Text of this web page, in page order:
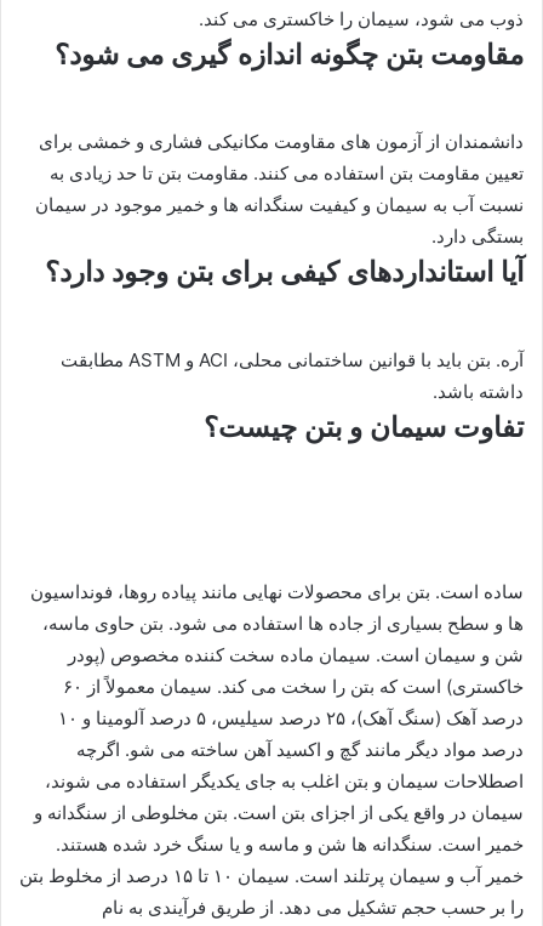
ذوب می شود، سیمان را خاکستری می کند.
مقاومت بتن چگونه اندازه گیری می شود؟
دانشمندان از آزمون های مقاومت مکانیکی فشاری و خمشی برای
تعیین مقاومت بتن استفاده می کنند. مقاومت بتن تا حد زیادی به
نسبت آب به سیمان و کیفیت سنگدانه ها و خمیر موجود در سیمان
بستگی دارد.
آیا استانداردهای کیفی برای بتن وجود دارد؟
آره. بتن باید با قوانین ساختمانی محلی، ACI و ASTM مطابقت
داشته باشد.
تفاوت سیمان و بتن چیست؟
ساده است. بتن برای محصولات نهایی مانند پیاده روها، فونداسیون
ها و سطح بسیاری از جاده ها استفاده می شود. بتن حاوی ماسه،
شن و سیمان است. سیمان ماده سخت کننده مخصوص (پودر
خاکستری) است که بتن را سخت می کند. سیمان معمولاً از ۶۰
درصد آهک (سنگ آهک)، ۲۵ درصد سیلیس، ۵ درصد آلومینا و ۱۰
درصد مواد دیگر مانند گچ و اکسید آهن ساخته می شو. اگرچه
اصطلاحات سیمان و بتن اغلب به جای یکدیگر استفاده می شوند،
سیمان در واقع یکی از اجزای بتن است. بتن مخلوطی از سنگدانه و
خمیر است. سنگدانه ها شن و ماسه و یا سنگ خرد شده هستند.
خمیر آب و سیمان پرتلند است. سیمان ۱۰ تا ۱۵ درصد از مخلوط بتن
را بر حسب حجم تشکیل می دهد. از طریق فرآیندی به نام